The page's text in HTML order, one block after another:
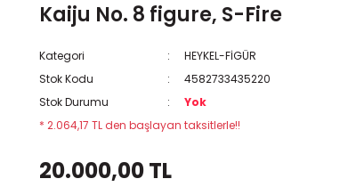
Kaiju No. 8 figure, S-Fire
Kategori
HEYKEL-FİGÜR
Stok Kodu
4582733435220
Stok Durumu
Yok
* 2.064,17 TL den başlayan taksitlerle!!
20.000,00 TL